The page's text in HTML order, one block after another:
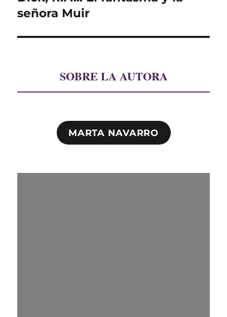
siguiente:
señora Muir
SOBRE LA AUTORA
MARTA NAVARRO